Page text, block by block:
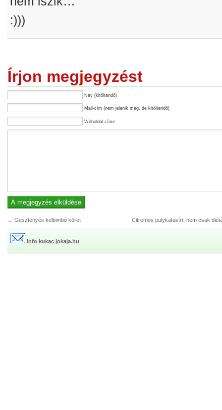
:)))
Írjon megjegyzést
Név (kitöltendő)
Mail-cím (nem jelenik meg, de kitöltendő)
Weboldal címe
← Gesztenyés kelbimbó köret Citromos pulykafasírt, nem csak
info kukac jokaja.hu